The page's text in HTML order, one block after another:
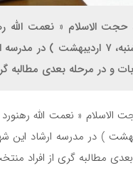
حجت الاسلام « نعمت
نیروهای انقلاب که عصر امروز ( سه
و در مرحله بعدی
الاسلام « نعمت الله
که عصر امروز ( سه شنبه، ۷ اردیبهشت )
مطالبه گری از افراد